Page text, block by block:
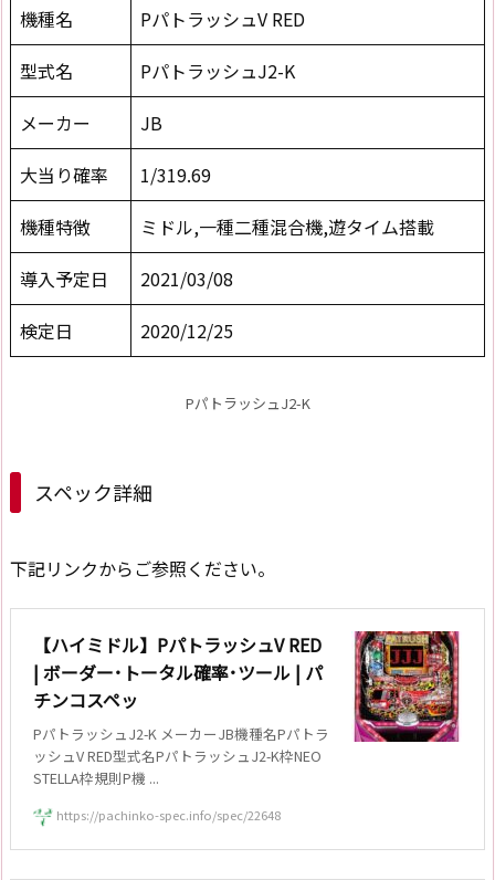
機種名
PパトラッシュV RED
型式名
PパトラッシュJ2-K
メーカー
JB
大当り確率
1/319.69
機種特徴
ミドル,一種二種混合機,遊タイム搭載
導入予定日
2021/03/08
検定日
2020/12/25
PパトラッシュJ2-K
スペック詳細
下記リンクからご参照ください。
【ハイミドル】PパトラッシュV RED
| ボーダー･トータル確率･ツール | パ
チンコスペッ
PパトラッシュJ2-K メーカーJB機種名Pパトラ
ッシュV RED型式名PパトラッシュJ2-K枠NEO
STELLA枠規則P機 ...
https://pachinko-spec.info/spec/22648